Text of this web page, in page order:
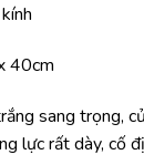
40cm
sang trọng,
lực rất dày, cố